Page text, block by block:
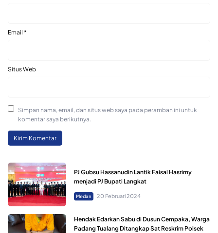
Email *
Situs Web
Simpan nama, email, dan situs web saya pada peramban ini untuk
komentar saya berikutnya.
PJ Gubsu Hassanudin Lantik Faisal Hasrimy
menjadi PJ Bupati Langkat
Medan 20 Februari 2024
Hendak Edarkan Sabu di Dusun Cempaka, Warga
Padang Tualang Ditangkap Sat Reskrim Polsek